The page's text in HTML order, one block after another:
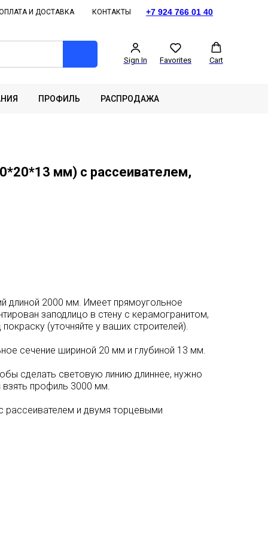
И ДОСТАВКА КОНТАКТЫ +7 924 766 01 40
Sign In Favorites Cart
ПРОФИЛЬ РАСПРОДАЖА
мм) с рассеивателем,
длиной 2000 мм. Имеет прямоугольное
заподлицо в стену с керамогранитом,
(уточняйте у ваших строителей).
сечение шириной 20 мм и глубиной 13 мм.
сделать световую линию длиннее, нужно
взять профиль 3000 мм.
рассеивателем и двумя торцевыми